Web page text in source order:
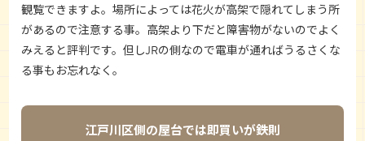
観覧できますよ。場所によっては花火が高架で隠れてしまう所
があるので注意する事。高架より下だと障害物がないのでよく
みえると評判です。但しJRの側なので電車が通ればうるさくな
る事もお忘れなく。
江戸川区側の屋台では即買いが鉄則